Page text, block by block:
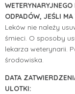
ODPADÓW, JEŚLI
Leków nie należy
śmieci. O sposoby
lekarza weterynarii.
środowiska.
DATA
ULOTKI: